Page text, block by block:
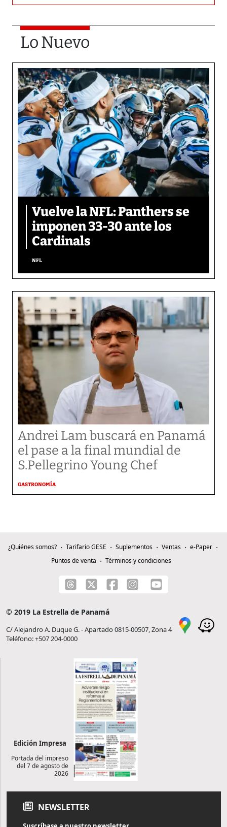
Lo Nuevo
Vuelve la NFL: Panthers se
imponen 33-30 ante los
Cardinals
NFL
Andrei Lam buscará en Panamá
el pase a la final mundial de
S.Pellegrino Young Chef
GASTRONOMÍA
¿Quiénes somos? Tarifario GESE Suplementos Ventas
e-Paper
Puntos de venta
Términos y condiciones
© 2019 La Estrella de Panamá
C/ Alejandro A. Duque G. - Apartado 0815-00507, Zona 4
Teléfono: +507 204-0000
Edición Impresa
Portada del impreso
del 7 de agosto de
2026
NEWSLETTER